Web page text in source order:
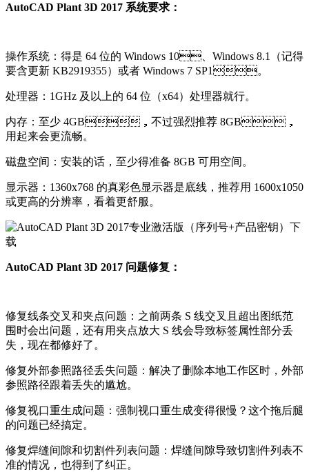
AutoCAD Plant 3D 2017 系统要求：
操作系统：得是 64 位的 Windows 10、Windows 8.1（记得
要含更新 KB2919355）或者 Windows 7 SP1。
处理器：1GHz 及以上的 64 位（x64）处理器就行。
内存：至少 4GB，不过强烈推荐 8GB，
用起来会更流畅。
磁盘空间：安装的话，至少得准备 8GB 可用空间。
显示器：1360x768 的真彩色显示器是底线，推荐用 1600x1050
或更高的分辨率，看着更舒服。
AutoCAD Plant 3D 2017 问题修复：
修复线条交叉和夹点问题：之前两条 S 线交叉且超出图纸范
围时会出问题，还有用夹点放大 S 线会导致标签属性部分丢
失，现在都修好了。
修复外部参照路径丢失问题：解决了删除本地工作区时，外部
参照路径跟着丢失的尴尬。
修复视口重生成问题：强制视口重生成变得很慢？这个拖后腿
的问题已经搞定。
修复焊缝间隙和切割件列表问题：焊缝间隙导致切割件列表不
准的情况，也得到了纠正。